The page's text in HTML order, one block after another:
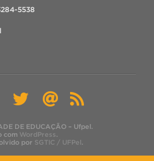
5538
DE EDUCAÇÃO – Ufpel.
com WordPress.
por SGTIC / UFPel.